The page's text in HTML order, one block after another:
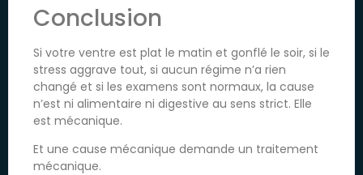
Conclusion
Si votre ventre est plat le matin et gonflé le soir, si le
stress aggrave tout, si aucun régime n’a rien
changé et si les examens sont normaux, la cause
n’est ni alimentaire ni digestive au sens strict. Elle
est mécanique.
Et une cause mécanique demande un traitement
mécanique.